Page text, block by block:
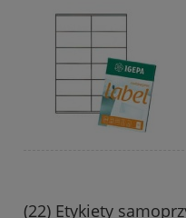
(22) Etykiety